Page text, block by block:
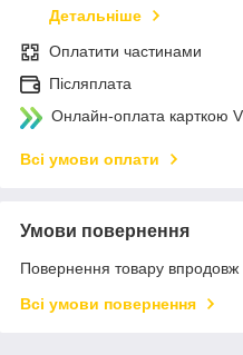
Детальніше
Оплатити частинами
Післяплата
Онлайн-оплата карткою
Всі умови оплати
Умови повернення
Повернення товару впродовж
Всі умови повернення